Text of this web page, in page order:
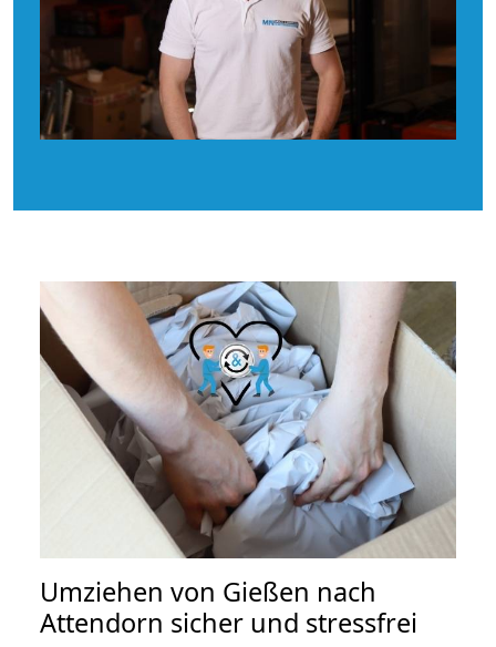
Umziehen von Gießen nach
Attendorn sicher und stressfrei